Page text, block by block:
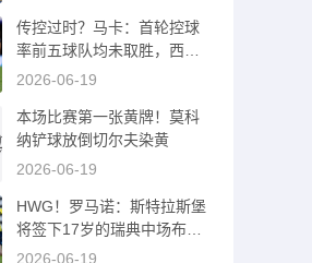
传控过时？马卡：首轮控球
率前五球队均未取胜，西班
牙需找回速度
2026-06-19
本场比赛第一张黄牌！莫科
纳铲球放倒切尔夫染黄
2026-06-19
HWG！罗马诺：斯特拉斯堡
将签下17岁的瑞典中场布兰
特林德
2026-06-19